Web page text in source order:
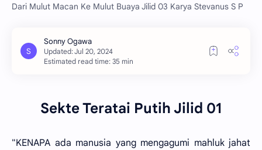
Dari Mulut Macan Ke Mulut Buaya Jilid 03 Karya Stevanus S P
Estimated read time: 35 min
Sekte Teratai Putih Jilid 01
"KENAPA ada manusia yang mengagumi mahluk jahat